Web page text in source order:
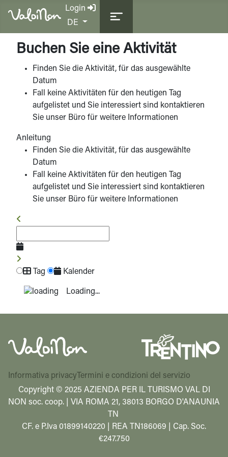
Login
Sprache auswählen
DE
Buchen Sie eine Aktivität
Finden Sie die Aktivität, für das ausgewählte
Datum
Fall keine Aktivitäten für den heutigen Tag
aufgelistet und Sie interessiert sind kontaktieren
Sie unser Büro für weitere Informationen
Anleitung
Finden Sie die Aktivität, für das ausgewählte
Datum
Fall keine Aktivitäten für den heutigen Tag
aufgelistet und Sie interessiert sind kontaktieren
Sie unser Büro für weitere Informationen
Tag Kalender
Loading...
Informativa privacy Termini e condizioni del servizio
Copyright © 2025 AZIENDA PER IL TURISMO VAL DI
NON soc. coop. | VIA ROMA 21, 38013 BORGO D'ANAUNIA
TN
CF. e P.Iva 01899140220 | REA TN186069 | Cap. Soc.
€247.750